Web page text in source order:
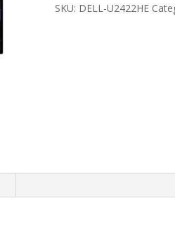
SKU: DELL-U2422HE